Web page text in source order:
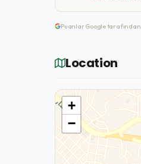
Puanlar Google tarafından
Location
+
−